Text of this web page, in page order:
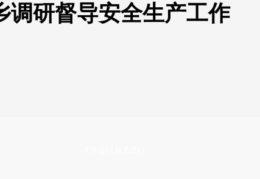
调研督导安全生产工作